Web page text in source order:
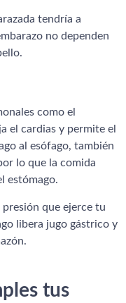
tendría a
no dependen
como el
el cardias y permite el
al esófago, también
lo que la comida
estómago.
presión que ejerce tu
libera jugo gástrico y
tus